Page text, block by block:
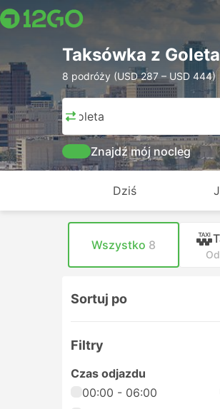
Taksówka z
8 podróży (USD 287 – USD 444)
Goleta
Znajdź mój nocleg
Dziś
Wszystko 8
Sortuj po
Filtry
Czas odjazdu
00:00 - 06:00